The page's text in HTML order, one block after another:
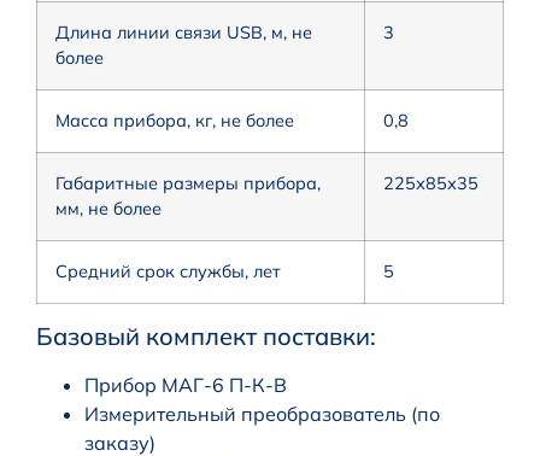
Длина линии связи USB, м, не
более
3
Масса прибора, кг, не более 0,8
Габаритные размеры прибора,
мм, не более
225х85х35
Средний срок службы, лет 5
Базовый комплект поставки:
Прибор МАГ-6 П-К-В
Измерительный преобразователь (по
заказу)